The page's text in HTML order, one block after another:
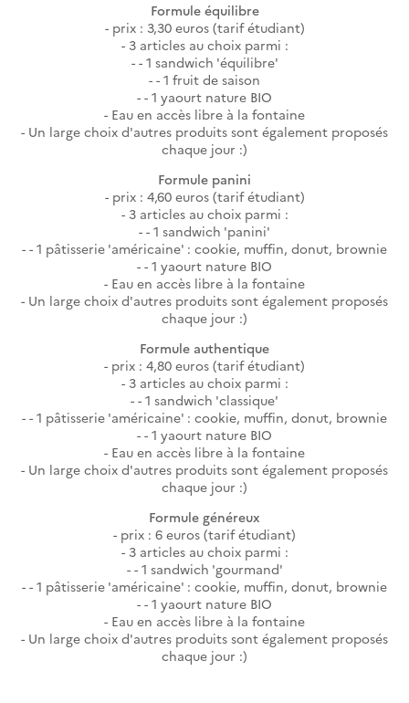
Formule équilibre
prix : 3,30 euros (tarif étudiant)
3 articles au choix parmi :
- 1 sandwich 'équilibre'
- 1 fruit de saison
- 1 yaourt nature BIO
Eau en accès libre à la fontaine
Un large choix d'autres produits sont également proposés
chaque jour :)
Formule panini
prix : 4,60 euros (tarif étudiant)
3 articles au choix parmi :
- 1 sandwich 'panini'
- 1 pâtisserie 'américaine' : cookie, muffin, donut, brownie
- 1 yaourt nature BIO
Eau en accès libre à la fontaine
Un large choix d'autres produits sont également proposés
chaque jour :)
Formule authentique
prix : 4,80 euros (tarif étudiant)
3 articles au choix parmi :
- 1 sandwich 'classique'
- 1 pâtisserie 'américaine' : cookie, muffin, donut, brownie
- 1 yaourt nature BIO
Eau en accès libre à la fontaine
Un large choix d'autres produits sont également proposés
chaque jour :)
Formule généreux
prix : 6 euros (tarif étudiant)
3 articles au choix parmi :
- 1 sandwich 'gourmand'
- 1 pâtisserie 'américaine' : cookie, muffin, donut, brownie
- 1 yaourt nature BIO
Eau en accès libre à la fontaine
Un large choix d'autres produits sont également proposés
chaque jour :)